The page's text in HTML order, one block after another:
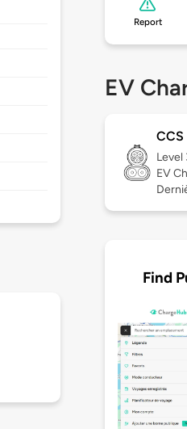
Report
EV
CCS
Level
EV
Find